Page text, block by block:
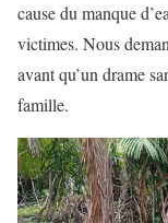
cause du manque
victimes. Nous
avant qu’un drame
famille.